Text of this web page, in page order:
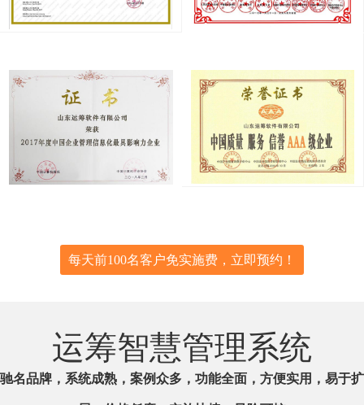
每天前100名客户免实施费，立即预约！
运筹智慧管理系统
驰名品牌，系统成熟，案例众多，功能全面，方便实用，易于扩